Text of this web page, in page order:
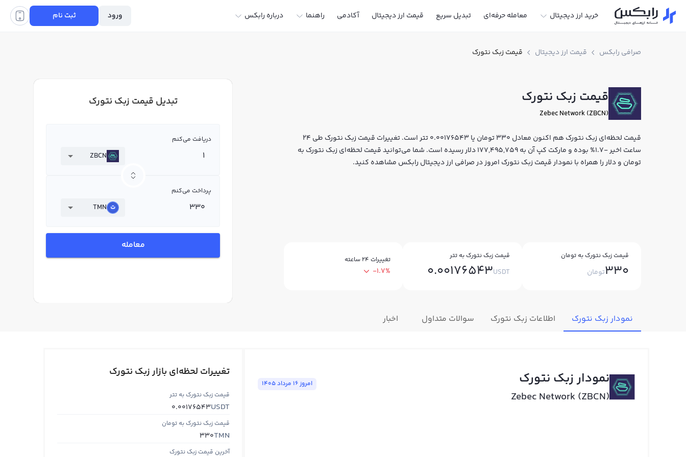
خرید ارز دیجیتال معامله حرفه‌ای تبدیل سریع قیمت ارز دیجیتال آکادمی راهنما درباره رابکس ورود ثبت نام
صرافی رابکس قیمت ارز دیجیتال قیمت زبک نتورک
قیمت زبک نتورک
Zebec Network (ZBCN)
قیمت لحظه‌ای زبک نتورک هم اکنون معادل 330 تومان یا 0.00176543 تتر است. تغییرات قیمت زبک نتورک طی 24
ساعت اخیر -1.7% بوده و مارکت کپ آن به 177,495,759 دلار رسیده است. شما می‌توانید قیمت لحظه‌ای زبک نتورک به
تومان و دلار را همراه با نمودار قیمت زبک نتورک امروز در صرافی ارز دیجیتال رابکس مشاهده کنید.
قیمت زبک نتورک به تومان
330تومان
قیمت زبک نتورک به تتر
0.00176543USDT
تغییرات ۲۴ ساعته
-1.7%
تبدیل قیمت زبک نتورک
دریافت می‌کنم
ZBCN
پرداخت می‌کنم
TMN
معامله
نمودار زبک نتورک اطلاعات زبک نتورک سوالات متداول اخبار
نمودار زبک نتورک
Zebec Network (ZBCN)
امروز ١٦ مرداد ١٤٠٥
تغییرات لحظه‌ای بازار زبک نتورک
قیمت زبک نتورک به تتر
USDT
0.00176543
قیمت زبک نتورک به تومان
TMN
330
آخرین قیمت زبک نتورک